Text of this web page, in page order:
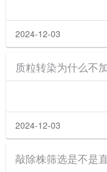
2024-12-03
质粒转染为什么不
2024-12-03
敲除株筛选是不是